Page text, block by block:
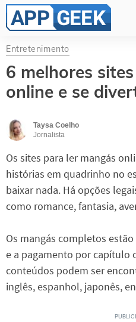
Entretenimento
6 melhores
online e se
Taysa Coelho
Jornalista
Os sites para ler mangás
histórias em quadrinho no
baixar nada. Há opções
como romance, fantasia,
Os mangás completos
e a pagamento por capítulo
conteúdos podem ser
inglês, espanhol, japonês,